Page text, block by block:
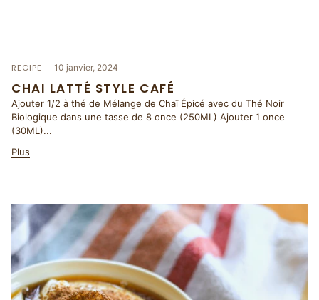
RECIPE 10 janvier, 2024
CHAI LATTÉ STYLE CAFÉ
Ajouter 1/2 à thé de Mélange de Chaï Épicé avec du Thé Noir
Biologique dans une tasse de 8 once (250ML) Ajouter 1 once
(30ML)...
Plus